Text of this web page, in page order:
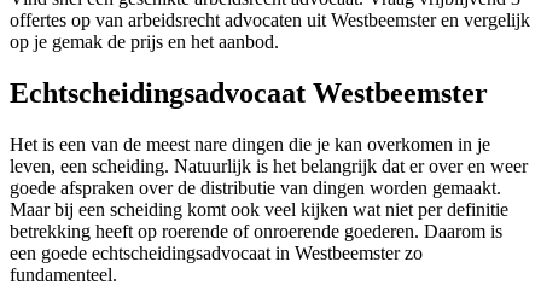
offertes op van arbeidsrecht advocaten uit Westbeemster en vergelijk
op je gemak de prijs en het aanbod.
Echtscheidingsadvocaat Westbeemster
Het is een van de meest nare dingen die je kan overkomen in je
leven, een scheiding. Natuurlijk is het belangrijk dat er over en weer
goede afspraken over de distributie van dingen worden gemaakt.
Maar bij een scheiding komt ook veel kijken wat niet per definitie
betrekking heeft op roerende of onroerende goederen. Daarom is
een goede echtscheidingsadvocaat in Westbeemster zo
fundamenteel.